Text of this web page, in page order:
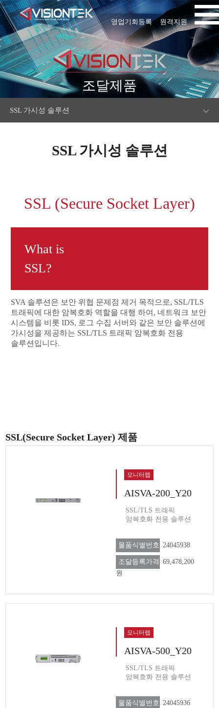
원격지원
영업기회등록
조달제품
SSL 가시성 솔루션
SSL 가시성 솔루션
SSL (Secure Socket Layer)
What is
SSL?
SVA 솔루션은 보안 위협 문제점 제거 목적으로, SSL/TLS
트래픽에 대한 암복호화 역할을 대행 하여, 네트워크 보안
시스템을 비롯 IDS, 로그 수집 서버와 같은 보안 솔루션에
가시성을 제공하는 SSL/TLS 트래픽 암복호화 전용
솔루션입니다.
SSL(Secure Socket Layer) 제품
모니터랩
AISVA-200_Y20
SSL/TLS 트래픽
암복호화 전용 솔루션
물품식별번호 24045938
조달등록가격 69,478,200
원
모니터랩
AISVA-500_Y20
SSL/TLS 트래픽
암복호화 전용 솔루션
물품식별번호 24045936